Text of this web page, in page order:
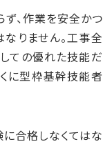
、作業を安全かつ
りません。工事全
ての優れた技能だ
に型枠基幹技能者
合格しなくてはな